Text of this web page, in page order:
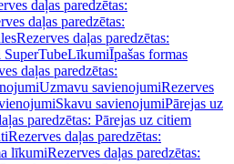
daļas paredzētas:
daļas paredzētas:
Rezerves daļas paredzētas:
LīkumiĪpašas formas
daļas paredzētas:
Uzmavu savienojumiRezerves
Skavu savienojumiPārejas uz
paredzētas: Pārejas uz citiem
Rezerves daļas paredzētas:
līkumiRezerves daļas paredzētas: